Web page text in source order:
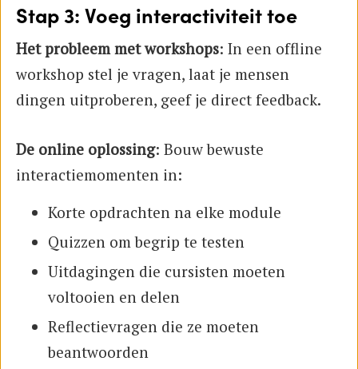
Stap 3: Voeg interactiviteit toe
Het probleem met workshops: In een offline
workshop stel je vragen, laat je mensen
dingen uitproberen, geef je direct feedback.
De online oplossing: Bouw bewuste
interactiemomenten in:
Korte opdrachten na elke module
Quizzen om begrip te testen
Uitdagingen die cursisten moeten
voltooien en delen
Reflectievragen die ze moeten
beantwoorden